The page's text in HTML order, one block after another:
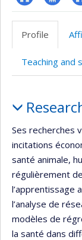
ResearchGate
Page
de
Profile
Teaching and
Ses recherches
incitations
santé animale,
régulièrement
l’apprentissage
l’analyse de
modèles de
la santé dans